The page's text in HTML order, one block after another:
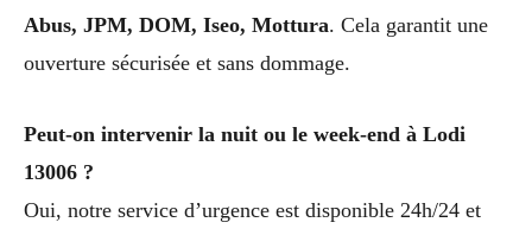
Abus, JPM, DOM, Iseo, Mottura. Cela garantit une
ouverture sécurisée et sans dommage.
Peut-on intervenir la nuit ou le week-end à Lodi
13006 ?
Oui, notre service d’urgence est disponible 24h/24 et